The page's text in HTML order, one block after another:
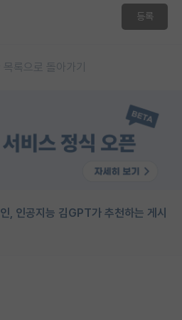
등록
목록으로 돌아가기
, 인공지능 김GPT가 추천하는 게시